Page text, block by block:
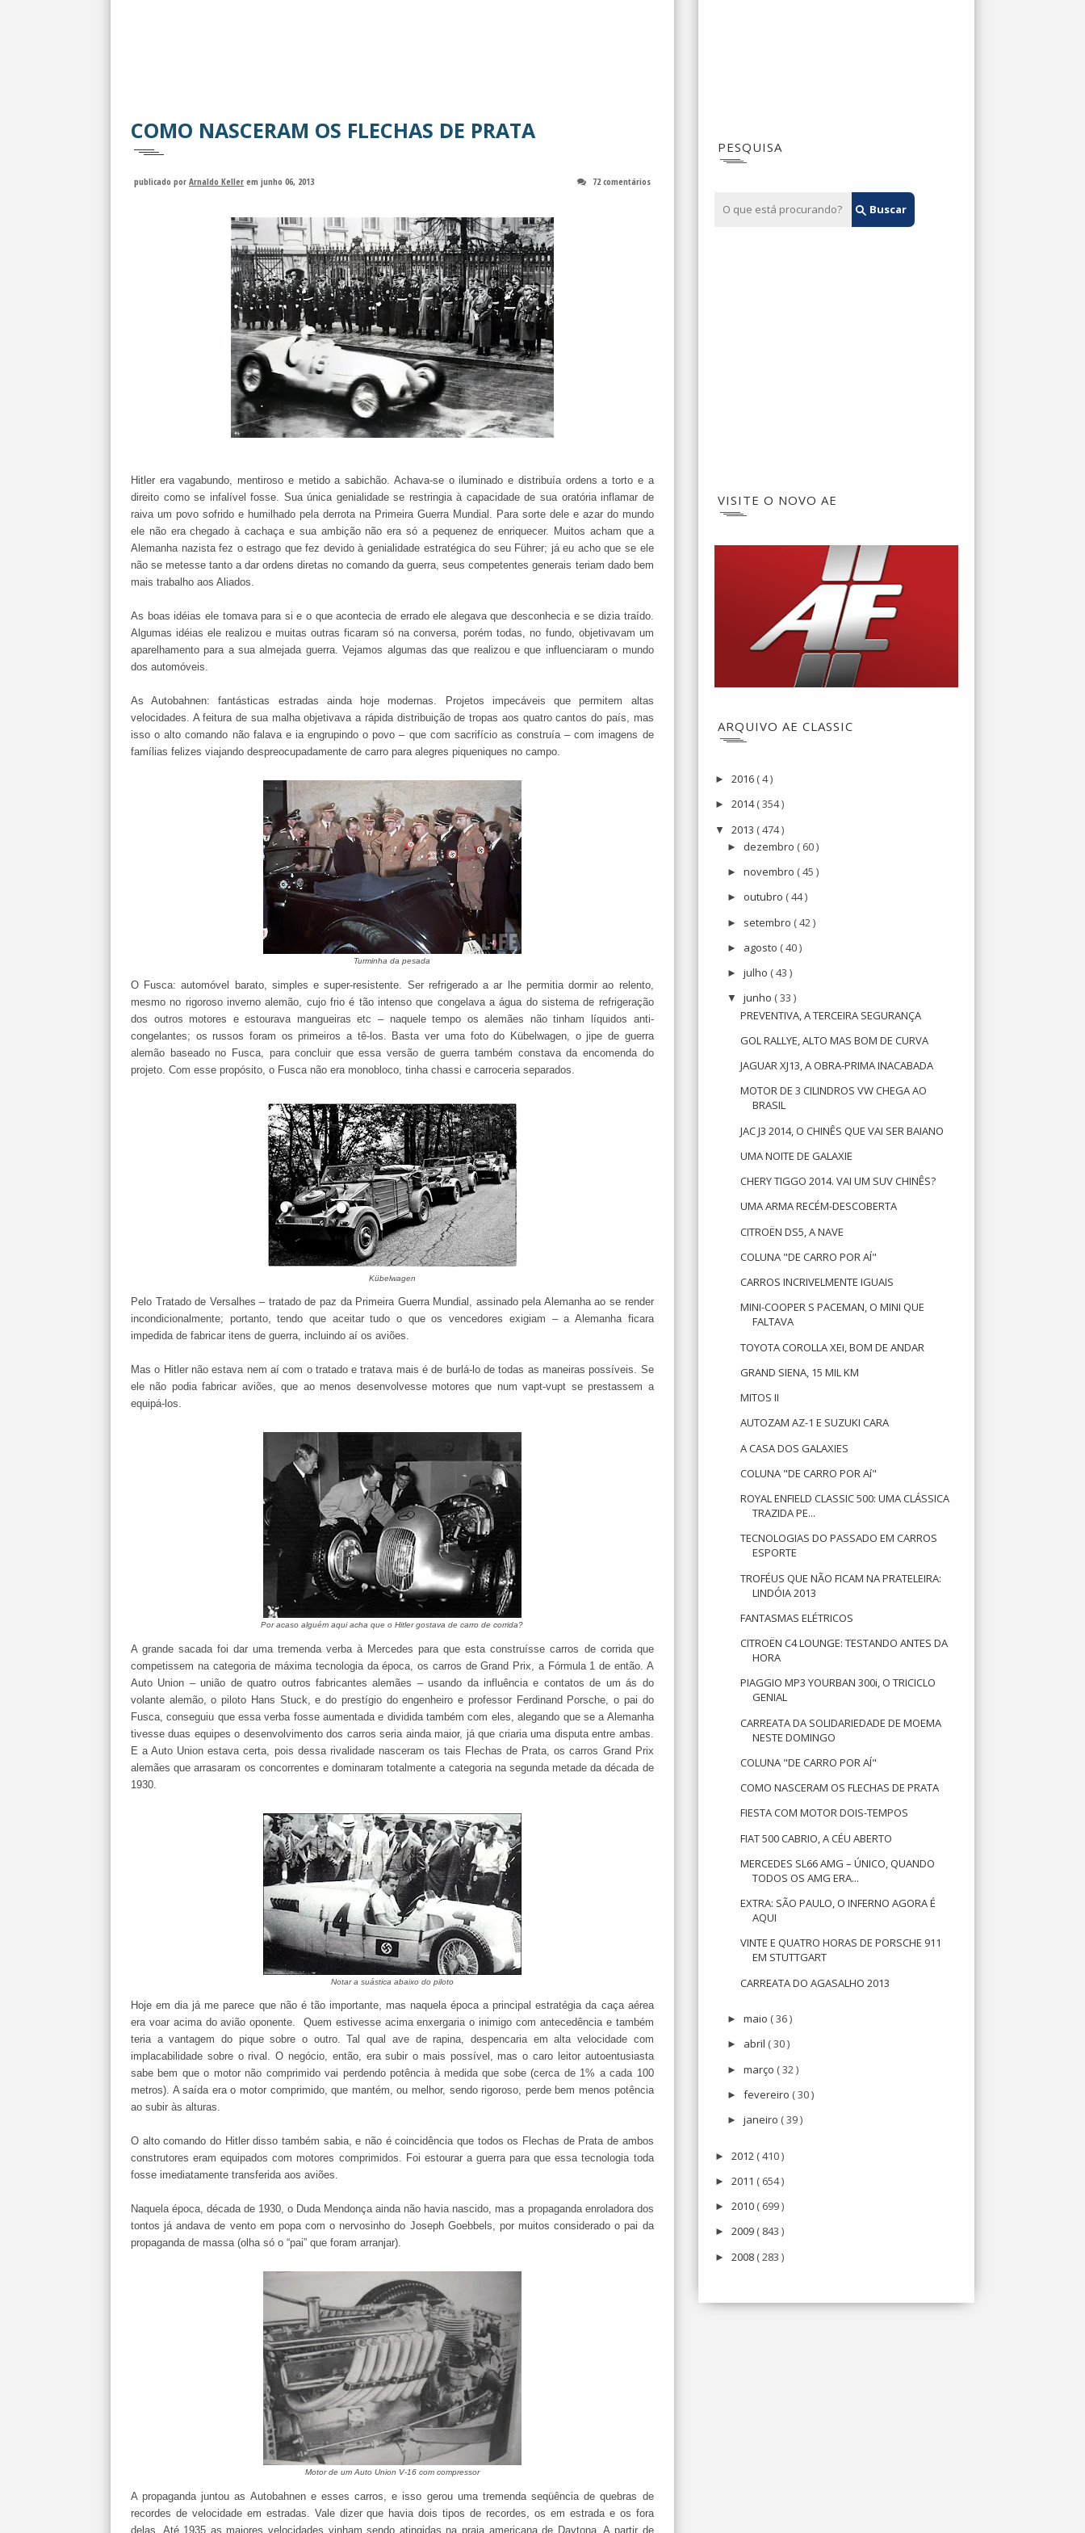
COMO NASCERAM OS FLECHAS DE PRATA
publicado por Arnaldo Keller em junho 06, 2013 72 comentários
Hitler era vagabundo, mentiroso e metido a sabichão. Achava-se o iluminado e distribuía ordens a torto e a
direito como se infalível fosse. Sua única genialidade se restringia à capacidade de sua oratória inflamar de
raiva um povo sofrido e humilhado pela derrota na Primeira Guerra Mundial. Para sorte dele e azar do mundo
ele não era chegado à cachaça e sua ambição não era só a pequenez de enriquecer. Muitos acham que a
Alemanha nazista fez o estrago que fez devido à genialidade estratégica do seu Führer; já eu acho que se ele
não se metesse tanto a dar ordens diretas no comando da guerra, seus competentes generais teriam dado bem
mais trabalho aos Aliados.
As boas idéias ele tomava para si e o que acontecia de errado ele alegava que desconhecia e se dizia traído.
Algumas idéias ele realizou e muitas outras ficaram só na conversa, porém todas, no fundo, objetivavam um
aparelhamento para a sua almejada guerra. Vejamos algumas das que realizou e que influenciaram o mundo
dos automóveis.
As Autobahnen: fantásticas estradas ainda hoje modernas. Projetos impecáveis que permitem altas
velocidades. A feitura de sua malha objetivava a rápida distribuição de tropas aos quatro cantos do país, mas
isso o alto comando não falava e ia engrupindo o povo – que com sacrifício as construía – com imagens de
famílias felizes viajando despreocupadamente de carro para alegres piqueniques no campo.
Turminha da pesada
O Fusca: automóvel barato, simples e super-resistente. Ser refrigerado a ar lhe permitia dormir ao relento,
mesmo no rigoroso inverno alemão, cujo frio é tão intenso que congelava a água do sistema de refrigeração
dos outros motores e estourava mangueiras etc – naquele tempo os alemães não tinham líquidos anti-
congelantes; os russos foram os primeiros a tê-los. Basta ver uma foto do Kübelwagen, o jipe de guerra
alemão baseado no Fusca, para concluir que essa versão de guerra também constava da encomenda do
projeto. Com esse propósito, o Fusca não era monobloco, tinha chassi e carroceria separados.
Kübelwagen
Pelo Tratado de Versalhes – tratado de paz da Primeira Guerra Mundial, assinado pela Alemanha ao se render
incondicionalmente; portanto, tendo que aceitar tudo o que os vencedores exigiam – a Alemanha ficara
impedida de fabricar itens de guerra, incluindo aí os aviões.
Mas o Hitler não estava nem aí com o tratado e tratava mais é de burlá-lo de todas as maneiras possíveis. Se
ele não podia fabricar aviões, que ao menos desenvolvesse motores que num vapt-vupt se prestassem a
equipá-los.
Por acaso alguém aqui acha que o Hitler gostava de carro de corrida?
A grande sacada foi dar uma tremenda verba à Mercedes para que esta construísse carros de corrida que
competissem na categoria de máxima tecnologia da época, os carros de Grand Prix, a Fórmula 1 de então. A
Auto Union – união de quatro outros fabricantes alemães – usando da influência e contatos de um ás do
volante alemão, o piloto Hans Stuck, e do prestígio do engenheiro e professor Ferdinand Porsche, o pai do
Fusca, conseguiu que essa verba fosse aumentada e dividida também com eles, alegando que se a Alemanha
tivesse duas equipes o desenvolvimento dos carros seria ainda maior, já que criaria uma disputa entre ambas.
E a Auto Union estava certa, pois dessa rivalidade nasceram os tais Flechas de Prata, os carros Grand Prix
alemães que arrasaram os concorrentes e dominaram totalmente a categoria na segunda metade da década de
1930.
Notar a suástica abaixo do piloto
Hoje em dia já me parece que não é tão importante, mas naquela época a principal estratégia da caça aérea
era voar acima do avião oponente. Quem estivesse acima enxergaria o inimigo com antecedência e também
teria a vantagem do pique sobre o outro. Tal qual ave de rapina, despencaria em alta velocidade com
implacabilidade sobre o rival. O negócio, então, era subir o mais possível, mas o caro leitor autoentusiasta
sabe bem que o motor não comprimido vai perdendo potência à medida que sobe (cerca de 1% a cada 100
metros). A saída era o motor comprimido, que mantém, ou melhor, sendo rigoroso, perde bem menos potência
ao subir às alturas.
O alto comando do Hitler disso também sabia, e não é coincidência que todos os Flechas de Prata de ambos
construtores eram equipados com motores comprimidos. Foi estourar a guerra para que essa tecnologia toda
fosse imediatamente transferida aos aviões.
Naquela época, década de 1930, o Duda Mendonça ainda não havia nascido, mas a propaganda enroladora dos
tontos já andava de vento em popa com o nervosinho do Joseph Goebbels, por muitos considerado o pai da
propaganda de massa (olha só o “pai” que foram arranjar).
Motor de um Auto Union V-16 com compressor
A propaganda juntou as Autobahnen e esses carros, e isso gerou uma tremenda seqüência de quebras de
recordes de velocidade em estradas. Vale dizer que havia dois tipos de recordes, os em estrada e os fora
delas. Até 1935 as maiores velocidades vinham sendo atingidas na praia americana de Daytona. A partir de
PESQUISA
VISITE O NOVO AE
ARQUIVO AE CLASSIC
► 2016 ( 4 )
► 2014( 354 )
▼ 2013 ( 474 )
► dezembro ( 60 )
►novembro ( 45 )
► outubro ( 44 )
► setembro ( 42 )
► agosto ( 40 )
►julho ( 43 )
▼junho ( 33 )
PREVENTIVA, A TERCEIRA SEGURANÇA
GOL RALLYE, ALTO MAS BOM DE CURVA
JAGUAR XJ13, A OBRA-PRIMA INACABADA
MOTOR DE 3 CILINDROS VW CHEGA AO
BRASIL
JAC J3 2014, O CHINÊS QUE VAI SER BAIANO
UMA NOITE DE GALAXIE
CHERY TIGGO 2014. VAI UM SUV CHINÊS?
UMA ARMA RECÉM-DESCOBERTA
CITROËN DS5, A NAVE
COLUNA "DE CARRO POR AÍ"
CARROS INCRIVELMENTE IGUAIS
MINI-COOPER S PACEMAN, O MINI QUE
FALTAVA
TOYOTA COROLLA XEi, BOM DE ANDAR
GRAND SIENA, 15 MIL KM
MITOS II
AUTOZAM AZ-1 E SUZUKI CARA
A CASA DOS GALAXIES
COLUNA "DE CARRO POR Aí"
ROYAL ENFIELD CLASSIC 500: UMA CLÁSSICA
TRAZIDA PE...
TECNOLOGIAS DO PASSADO EM CARROS
ESPORTE
TROFÉUS QUE NÃO FICAM NA PRATELEIRA:
LINDÓIA 2013
FANTASMAS ELÉTRICOS
CITROËN C4 LOUNGE: TESTANDO ANTES DA
HORA
PIAGGIO MP3 YOURBAN 300i, O TRICICLO
GENIAL
CARREATA DA SOLIDARIEDADE DE MOEMA
NESTE DOMINGO
COLUNA "DE CARRO POR AÍ"
COMO NASCERAM OS FLECHAS DE PRATA
FIESTA COM MOTOR DOIS-TEMPOS
FIAT 500 CABRIO, A CÉU ABERTO
MERCEDES SL66 AMG – ÚNICO, QUANDO
TODOS OS AMG ERA...
EXTRA: SÃO PAULO, O INFERNO AGORA É
AQUI
VINTE E QUATRO HORAS DE PORSCHE 911
EM STUTTGART
CARREATA DO AGASALHO 2013
►maio ( 36 )
► abril ( 30 )
►março ( 32 )
►fevereiro ( 30 )
►janeiro ( 39 )
► 2012 ( 410 )
► 2011 ( 654 )
► 2010 ( 699 )
► 2009 ( 843 )
► 2008 ( 283 )